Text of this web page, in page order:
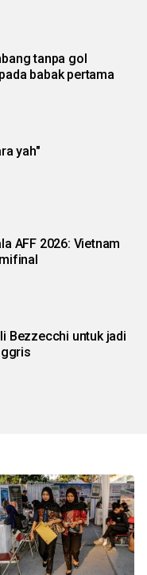
tanpa gol
babak pertama
yah"
AFF 2026: Vietnam
Bezzecchi untuk jadi